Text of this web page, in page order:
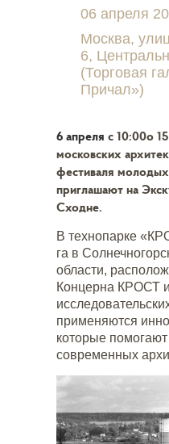
06 апреля
Москва,
6,
(Торговая
Причал»)
6 апреля с 10:00о
московских
фестиваля
приглашают на
Сходне.
В технопарке
га в
области,
Концерна КРОСТ
применяются
которые
современных